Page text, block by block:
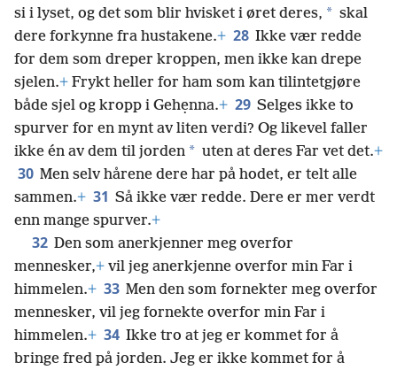
si i lyset, og det som blir hvisket i øret deres, * skal
dere forkynne fra hustakene.+ 28 Ikke vær redde
for dem som dreper kroppen, men ikke kan drepe
sjelen.+ Frykt heller for ham som kan tilintetgjøre
både sjel og kropp i Gehẹnna.+ 29 Selges ikke to
spurver for en mynt av liten verdi? Og likevel faller
ikke én av dem til jorden * uten at deres Far vet det.+
30 Men selv hårene dere har på hodet, er telt alle
sammen.+ 31 Så ikke vær redde. Dere er mer verdt
enn mange spurver.+
32 Den som anerkjenner meg overfor
mennesker,+ vil jeg anerkjenne overfor min Far i
himmelen.+ 33 Men den som fornekter meg overfor
mennesker, vil jeg fornekte overfor min Far i
himmelen.+ 34 Ikke tro at jeg er kommet for å
bringe fred på jorden. Jeg er ikke kommet for å